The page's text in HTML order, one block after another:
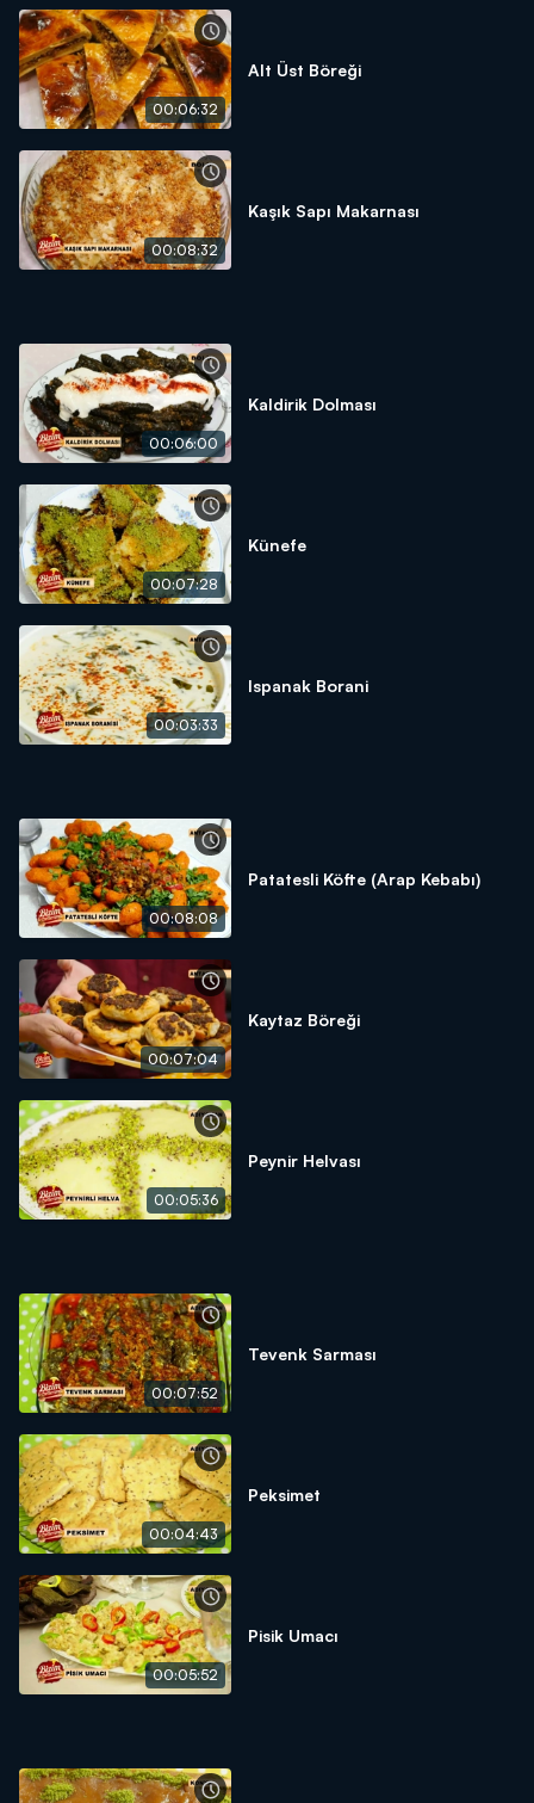
2 YEMEK KAŞIĞI YOĞURT
4-5 YEMEK KAŞIK SIVI YAĞ
00:06:32
Alt Üst Böreği
00:08:32
Kaşık Sapı Makarnası
00:06:00
Kaldirik Dolması
00:07:28
Künefe
00:03:33
Ispanak Borani
00:08:08
Patatesli Köfte (Arap Kebabı)
00:07:04
Kaytaz Böreği
00:05:36
Peynir Helvası
00:07:52
Tevenk Sarması
00:04:43
Peksimet
00:05:52
Pisik Umacı